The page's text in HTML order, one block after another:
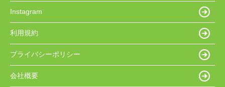
Instagram
利用規約
プライバシーポリシー
会社概要